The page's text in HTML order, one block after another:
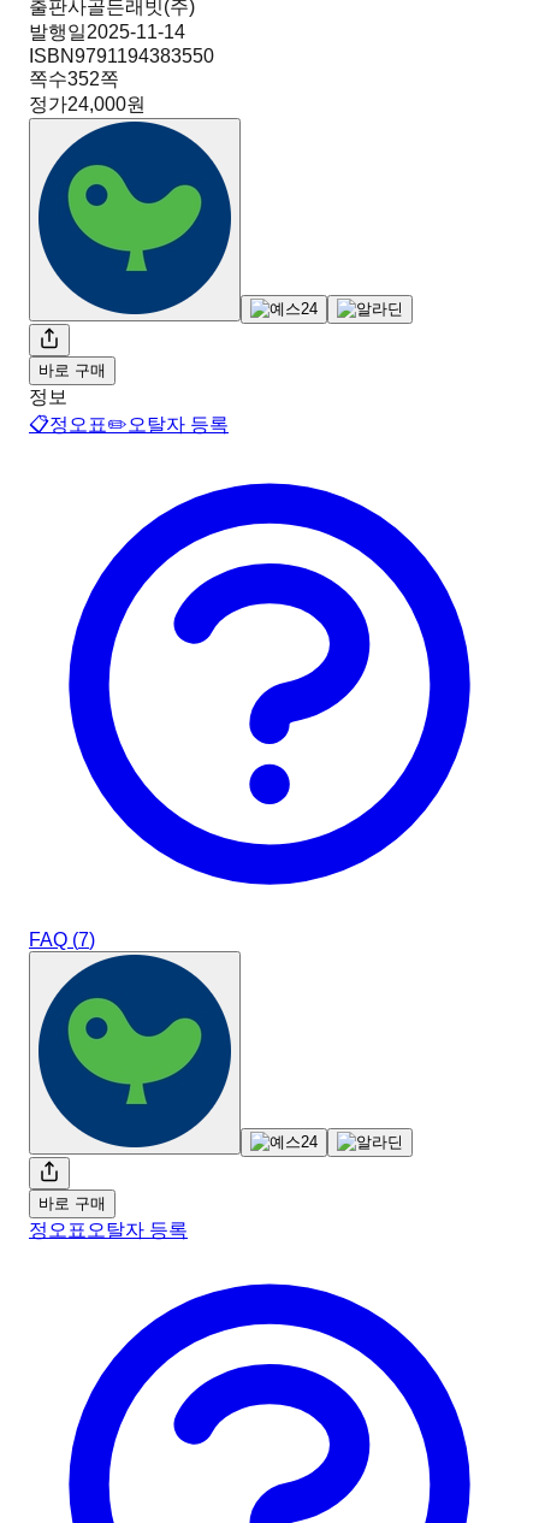
출판사골든래빗(주)
발행일2025-11-14
ISBN9791194383550
쪽수352쪽
정가24,000원
바로 구매
정보
📋정오표✏️오탈자 등록
FAQ (7)
바로 구매
정오표 오탈자 등록